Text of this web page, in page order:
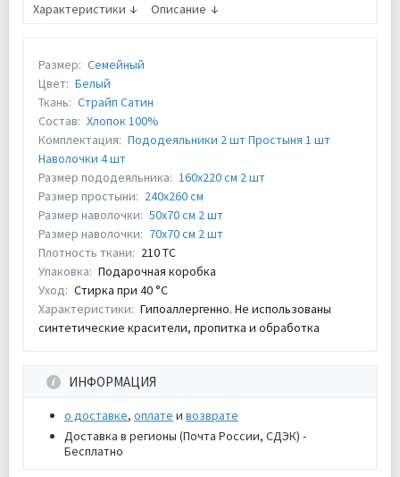
Характеристики Описание
Размер: Семейный
Цвет: Белый
Ткань: Страйп Сатин
Состав: Хлопок 100%
Комплектация: Пододеяльники 2 шт Простыня 1 шт
Наволочки 4 шт
Размер пододеяльника: 160х220 см 2 шт
Размер простыни: 240х260 см
Размер наволочки: 50х70 см 2 шт
Размер наволочки: 70х70 см 2 шт
Плотность ткани: 210 ТС
Упаковка: Подарочная коробка
Уход: Стирка при 40 °С
Характеристики: Гипоаллергенно. Не использованы
синтетические красители, пропитка и обработка
ИНФОРМАЦИЯ
о доставке, оплате и возврате
Доставка в регионы (Почта России, СДЭК) -
Бесплатно